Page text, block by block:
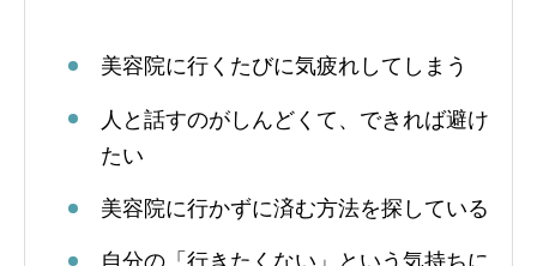
美容院に行くたびに気疲れしてしまう
人と話すのがしんどくて、できれば避け
たい
美容院に行かずに済む方法を探している